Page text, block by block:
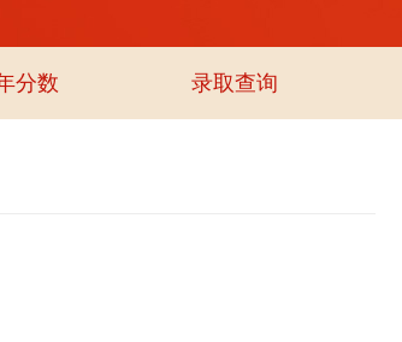
分数 录取查询